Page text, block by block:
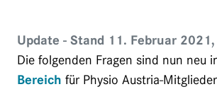
Update - Stand 11. Februar
Die folgenden Fragen sind nun neu
Bereich für Physio Austria-